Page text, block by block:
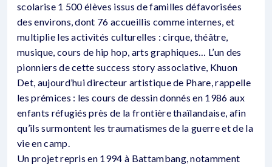
scolarise 1 500 élèves issus de familles défavorisées
des environs, dont 76 accueillis comme internes, et
multiplie les activités culturelles : cirque, théâtre,
musique, cours de hip hop, arts graphiques… L’un des
pionniers de cette success story associative, Khuon
Det, aujourd’hui directeur artistique de Phare, rappelle
les prémices : les cours de dessin donnés en 1986 aux
enfants réfugiés près de la frontière thaïlandaise, afin
qu’ils surmontent les traumatismes de la guerre et de la
vie en camp.
Un projet repris en 1994 à Battambang, notamment